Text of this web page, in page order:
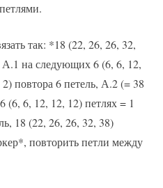
так: *18 (22, 26, 26, 32,
А.1 на следующих 6 (6, 6, 12,
повтора 6 петель, А.2 (= 38
6, 12, 12, 12) петлях = 1
18 (22, 26, 26, 32, 38)
повторить петли между